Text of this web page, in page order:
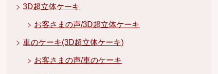
3D超立体ケーキ
お客さまの声/3D超立体ケーキ
車のケーキ(3D超立体ケーキ)
お客さまの声/車のケーキ